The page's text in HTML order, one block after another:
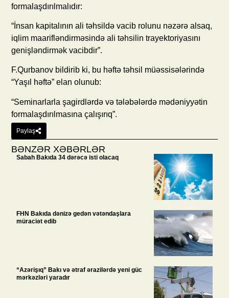
formalaşdırılmalıdır:
“İnsan kapitalının ali təhsildə vacib rolunu nəzərə alsaq,
iqlim maarifləndirməsində ali təhsilin trayektoriyasını
genişləndirmək vacibdir”.
F.Qurbanov bildirib ki, bu həftə təhsil müəssisələrində
“Yaşıl həftə” elan olunub:
“Seminarlarla şagirdlərdə və tələbələrdə mədəniyyətin
formalaşdırılmasına çalışırıq”.
Paylaş
BƏNZƏR XƏBƏRLƏR
Sabah Bakıda 34 dərəcə isti olacaq
FHN Bakıda dənizə gedən vətəndaşlara
müraciət edib
“Azərişıq” Bakı və ətraf ərazilərdə yeni güc
mərkəzləri yaradır